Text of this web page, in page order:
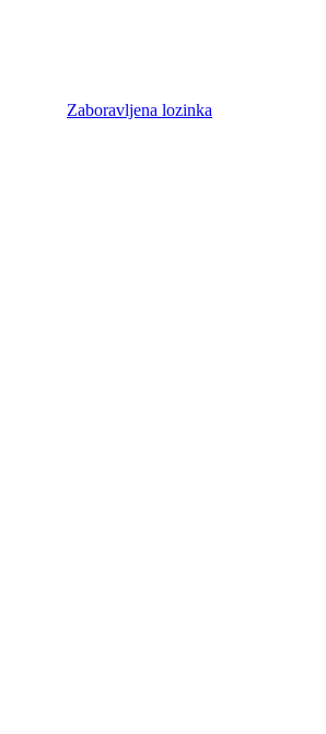
Zaboravljena lozinka